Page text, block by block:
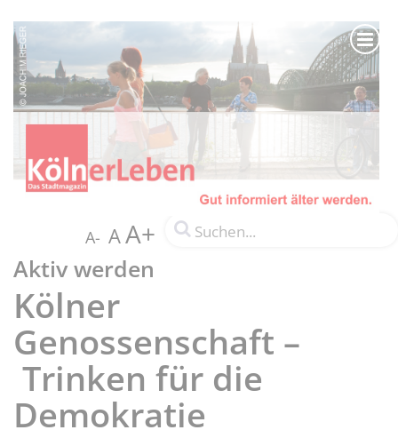
A- AA+
Aktiv werden
Kölner
Genossenschaft –
Trinken für die
Demokratie